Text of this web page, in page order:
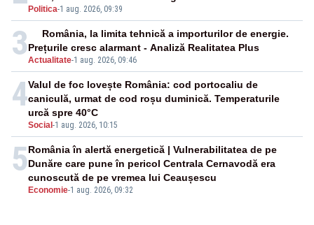
Politica-1 aug. 2026, 09:39
3Actualitate-1 aug. 2026, 09:46
România, la limita tehnică a importurilor de energie.
Prețurile cresc alarmant - Analiză Realitatea Plus
4
Social -1 aug. 2026, 10:15
Valul de foc lovește România: cod portocaliu de
caniculă, urmat de cod roșu duminică. Temperaturile
urcă spre 40°C
5
Economie-1 aug. 2026, 09:32
România în alertă energetică | Vulnerabilitatea de pe
Dunăre care pune în pericol Centrala Cernavodă era
cunoscută de pe vremea lui Ceaușescu